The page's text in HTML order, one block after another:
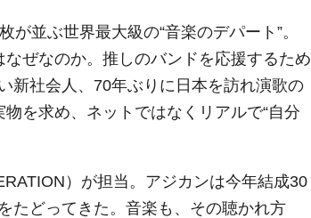
並ぶ世界最大級の“音楽のデパート”。
ぜなのか。推しのバンドを応援するため
新社会人、70年ぶりに日本を訪れ演歌の
を求め、ネットではなくリアルで“自分
）が担当。アジカンは今年結成30
たどってきた。音楽も、その聴かれ方